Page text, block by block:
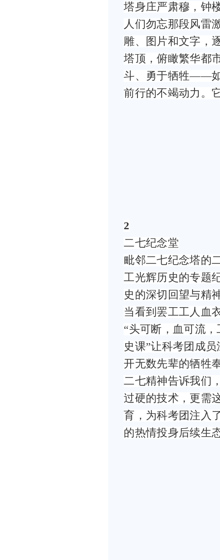
塔身庄严肃穆，钟
人们勿忘那段风雷
雕、图片和文字，
塔顶，俯瞰繁华都
斗、勇于牺牲——如
前行的不竭动力。
2
二七纪念堂
毗邻二七纪念塔的
工光辉历史的专题
史的深切回望与精
当看到罢工工人血
“头可断，血可流
史课”让科考团成
开无数先辈的牺牲
二七精神告诉我们
过硬的技术，更需
育，为科考团注入
的热情投身后续生